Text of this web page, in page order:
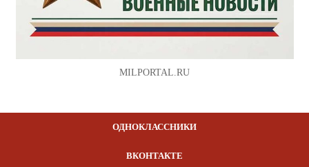
MILPORTAL.RU
ОДНОКЛАССНИКИ
ВКОНТАКТЕ